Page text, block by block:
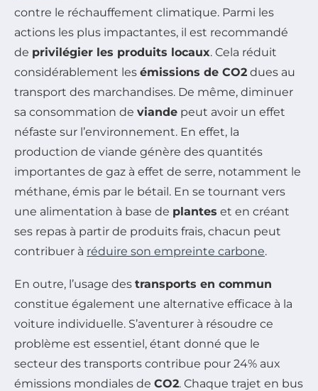
contre le réchauffement climatique. Parmi les
actions les plus impactantes, il est recommandé
de privilégier les produits locaux. Cela réduit
considérablement les émissions de CO2 dues au
transport des marchandises. De même, diminuer
sa consommation de viande peut avoir un effet
néfaste sur l’environnement. En effet, la
production de viande génère des quantités
importantes de gaz à effet de serre, notamment le
méthane, émis par le bétail. En se tournant vers
une alimentation à base de plantes et en créant
ses repas à partir de produits frais, chacun peut
contribuer à réduire son empreinte carbone.
En outre, l’usage des transports en commun
constitue également une alternative efficace à la
voiture individuelle. S’aventurer à résoudre ce
problème est essentiel, étant donné que le
secteur des transports contribue pour 24% aux
émissions mondiales de CO2. Chaque trajet en bus